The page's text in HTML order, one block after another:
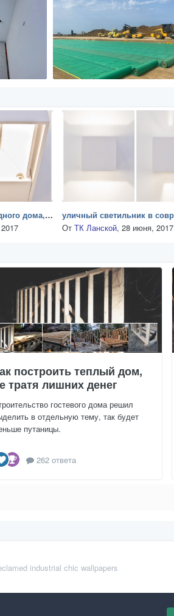
светильник для загородного дома, минималистичный
От ТК Ланской, 28 июня, 2017
построить теплый дом,
тратя лишних денег
гостевого дома решил
в отдельную тему, так будет
путаницы.
262 ответа
industrial chic wallpapers